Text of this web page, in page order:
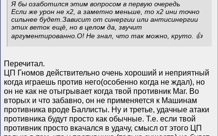
Я бы озаботился этим вопросом в первую очередь
Если же урон не x2, а заметно меньше, то x2 ини точно
сильнее будет.Зависит от синергии или антисинергии
этих веток ещё, но в целом да, звучит
аргументированно.О! Не знал, что так можно, круто. 👍
Перечитал.
ЦП Гномов действительно очень хороший и неприятный
когда играешь против него(особенно когда не ждал), но
он не как не отыгрывает когда твой противник Маг. Во
вторых и что забавно, он не применяется к Машинам
противника вроде Баллисты. Ну и третье, удачные атаки
противника будут просто как обычные. Т.е. если твой
противник просто вкачался в удачу, смысл от этого ЦП